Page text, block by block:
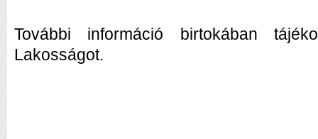
További információ birtokában
Lakosságot.